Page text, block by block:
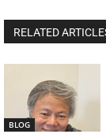
RELATED
BLOG